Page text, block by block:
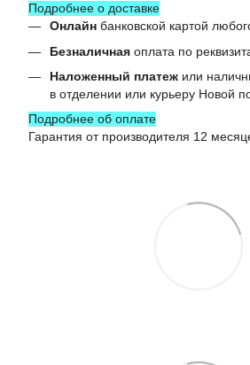
Подробнее о доставке
Онлайн банковской картой
Безналичная оплата по
Наложенный платеж или
в отделении или курьеру Новой
Подробнее об оплате
Гарантия от производителя 12